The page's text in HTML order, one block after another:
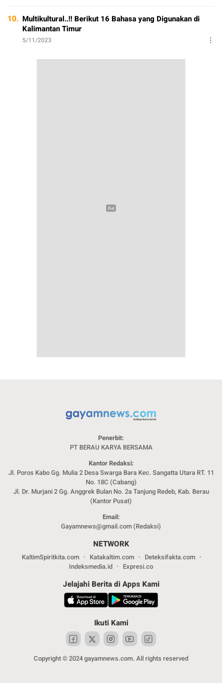
10. Multikultural..!! Berikut 16 Bahasa yang Digunakan di
Kalimantan Timur
5/11/2023
Penerbit:
PT BERAU KARYA BERSAMA
Kantor Redaksi:
Jl. Poros Kabo Gg. Mulia 2 Desa Swarga Bara Kec. Sangatta Utara RT. 11
No. 18C (Cabang)
Jl. Dr. Murjani 2 Gg. Anggrek Bulan No. 2a Tanjung Redeb, Kab. Berau
(Kantor Pusat)
Email:
Gayamnews@gmail.com (Redaksi)
NETWORK
KaltimSpiritkita.com Katakaltim.com
Deteksifakta.com
Indeksmedia.id
Expresi.co
Jelajahi Berita di Apps Kami
Ikuti Kami
Copyright © 2024 gayamnews.com. All rights reserved